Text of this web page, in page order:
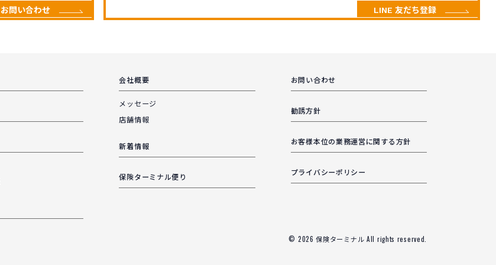
お問い合わせ LINE 友だち登録
会社概要
メッセージ
店舗情報
新着情報
保険ターミナル便り
お問い合わせ
勧誘方針
お客様本位の業務運営に関する方針
プライバシーポリシー
© 2026保険ターミナル All rights reserved.